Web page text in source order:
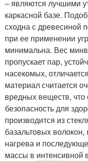
– являются лучшими
каркасной базе.
сходна с древесиной
при ее применении
минимальна. Вес
пропускает пар,
насекомых,
материал считается
вредных веществ,
безопасность для
производится из
базальтовых
нагрева и
массы в интенсивной